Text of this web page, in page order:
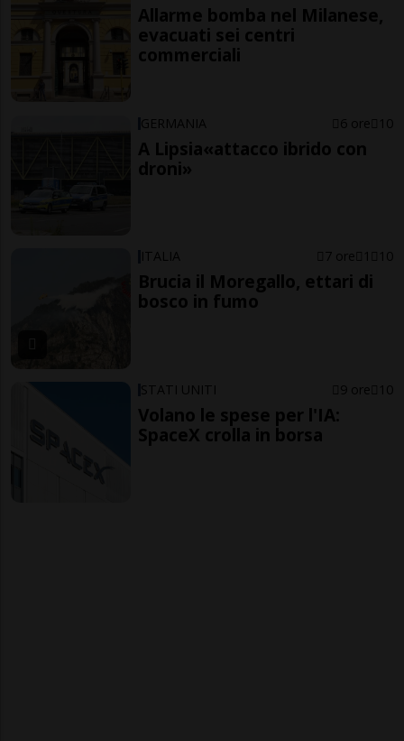
Allarme bomba nel Milanese,
evacuati sei centri
commerciali
GERMANIA 6 ore 10
A Lipsia«attacco ibrido con
droni»
ITALIA 7 ore 1 10
Brucia il Moregallo, ettari di
bosco in fumo
STATI UNITI 9 ore 10
Volano le spese per l'IA:
SpaceX crolla in borsa